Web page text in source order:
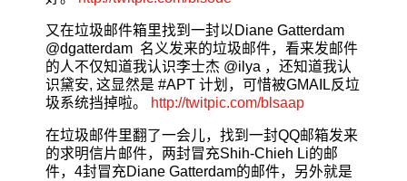
又在垃圾邮件箱里找到一封以Diane Gatterdam
@dgatterdam 名义发来的垃圾邮件，看来发邮件
的人不仅知道我认识李士杰 @ilya ，还知道我认
识黛安, 这显然是 #APT 计划，可惜被GMAIL反垃
圾系统挡掉啦。
http://twitpic.com/blsaap
在垃圾邮件里翻了一会儿，找到一封QQ邮箱发来
的求明信片邮件，两封冒充Shih-Chieh Li的邮
件，4封冒充Diane Gatterdam的邮件，另外就是